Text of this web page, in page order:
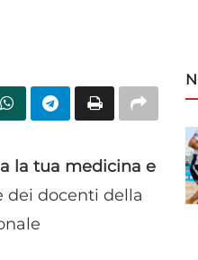
la tua medicina e
dei docenti della